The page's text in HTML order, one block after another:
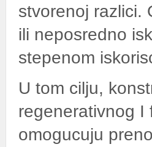
stvorenoj razlici.
ili neposredno
stepenom
U tom cilju,
regenerativnog I
omogucuju